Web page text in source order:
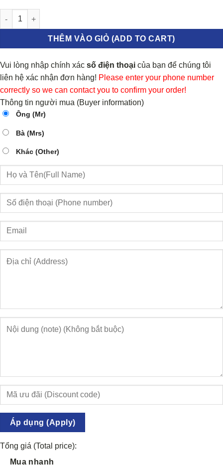
BÁNH ĐÀ NISSAN VERSA 2007-2012 | 4150409100 số lượng
THÊM VÀO GIỎ (ADD TO CART)
Vui lòng nhập chính xác số điện thoại của bạn để chúng tôi
liên hệ xác nhận đơn hàng! Please enter your phone number
correctly so we can contact you to confirm your order!
Thông tin người mua (Buyer information)
Ông (Mr)
Bà (Mrs)
Khác (Other)
Áp dụng (Apply)
Tổng giá (Total price):
Mua nhanh